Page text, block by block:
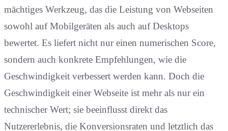
mächtiges Werkzeug, das die Leistung von Webseiten
sowohl auf Mobilgeräten als auch auf Desktops
bewertet. Es liefert nicht nur einen numerischen Score,
sondern auch konkrete Empfehlungen, wie die
Geschwindigkeit verbessert werden kann. Doch die
Geschwindigkeit einer Webseite ist mehr als nur ein
technischer Wert; sie beeinflusst direkt das
Nutzererlebnis, die Konversionsraten und letztlich das